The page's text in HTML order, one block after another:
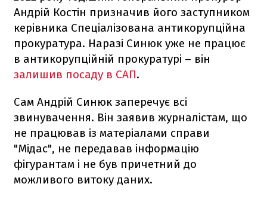
Андрій Костін призначив його заступником
керівника Спеціалізована антикорупційна
прокуратура. Наразі Синюк уже не працює
в антикорупційній прокуратурі – він
залишив посаду в САП.
Сам Андрій Синюк заперечує всі
звинувачення. Він заявив журналістам, що
не працював із матеріалами справи
"Мідас", не передавав інформацію
фігурантам і не був причетний до
можливого витоку даних.